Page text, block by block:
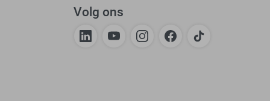
Volg ons